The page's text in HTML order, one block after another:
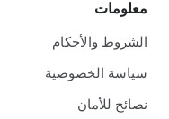
معلومات
الشروط والأحكام
سياسة الخصوصية
نصائح للأمان